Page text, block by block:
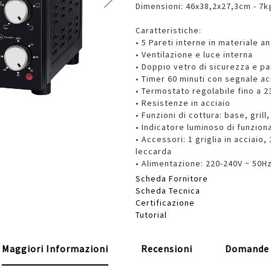
Dimensioni: 46x38,2x27,3cm -
Caratteristiche:
• 5 Pareti interne in materiale
• Ventilazione e luce interna
• Doppio vetro di sicurezza e
• Timer 60 minuti con segnale
• Termostato regolabile fino a
• Resistenze in acciaio
• Funzioni di cottura: base,
• Indicatore luminoso di
• Accessori: 1 griglia in
leccarda
• Alimentazione: 220-240V ~
Scheda Fornitore
Scheda Tecnica
Certificazione
Tutorial
Maggiori Informazioni Recensioni Domande